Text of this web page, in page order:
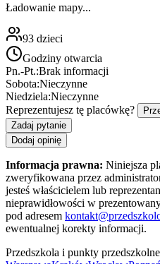
Ładowanie mapy...
93 dzieci
Godziny otwarcia
Pn.-Pt.:Brak informacji
Sobota:Nieczynne
Niedziela:Nieczynne
Reprezentujesz tę placówkę?
Zadaj pytanie
Dodaj opinię
Informacja prawna: Niniejsza
zweryfikowana przez
jesteś właścicielem lub
nieprawidłowości w
pod adresem
ewentualnej korekty informacji.
Przedszkola i punkty